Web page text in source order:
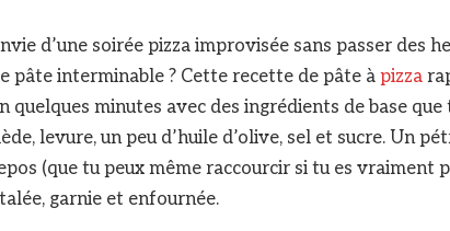
d’une soirée pizza improvisée sans passer des
pâte interminable ? Cette recette de pâte à pizza
quelques minutes avec des ingrédients de base
levure, un peu d’huile d’olive, sel et sucre. Un
(que tu peux même raccourcir si tu es vraiment
garnie et enfournée.